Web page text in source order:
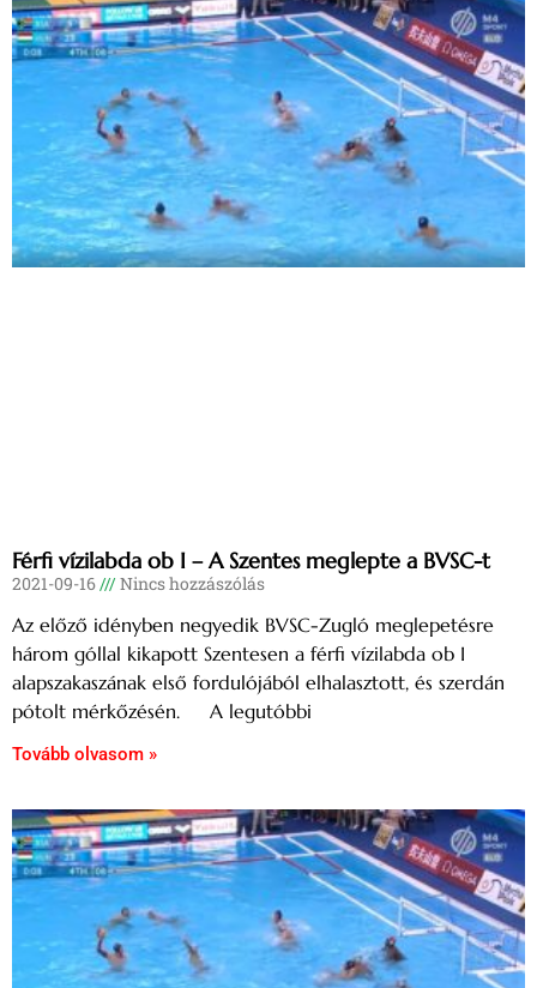
Férfi vízilabda ob I – A Szentes meglepte a BVSC-t
2021-09-16 Nincs hozzászólás
Az előző idényben negyedik BVSC-Zugló meglepetésre
három góllal kikapott Szentesen a férfi vízilabda ob I
alapszakaszának első fordulójából elhalasztott, és szerdán
pótolt mérkőzésén. A legutóbbi
Tovább olvasom »